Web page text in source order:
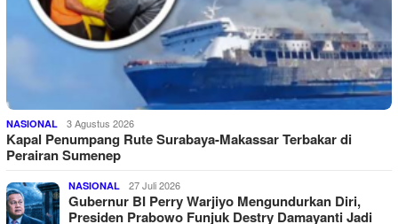
NASIONAL 3 Agustus 2026
Kapal Penumpang Rute Surabaya-Makassar Terbakar di
Perairan Sumenep
NASIONAL 27 Juli 2026
Gubernur BI Perry Warjiyo Mengundurkan Diri,
Presiden Prabowo Funjuk Destry Damayanti Jadi